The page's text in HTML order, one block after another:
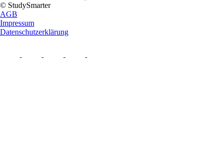
© StudySmarter
AGB
Impressum
Datenschutzerklärung